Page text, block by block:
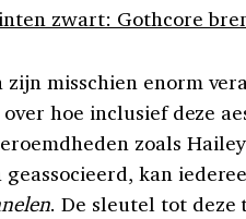
zwart: Gothcore
zijn misschien enorm
hoe inclusief deze
zoals
kan
. De sleutel tot deze